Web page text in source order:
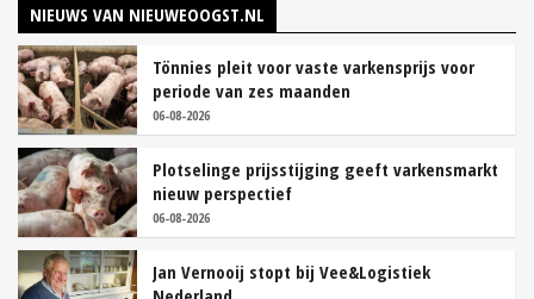
NIEUWS VAN NIEUWEOOGST.NL
Tönnies pleit voor vaste varkensprijs voor
periode van zes maanden
06-08-2026
Plotselinge prijsstijging geeft varkensmarkt
nieuw perspectief
06-08-2026
Jan Vernooij stopt bij Vee&Logistiek